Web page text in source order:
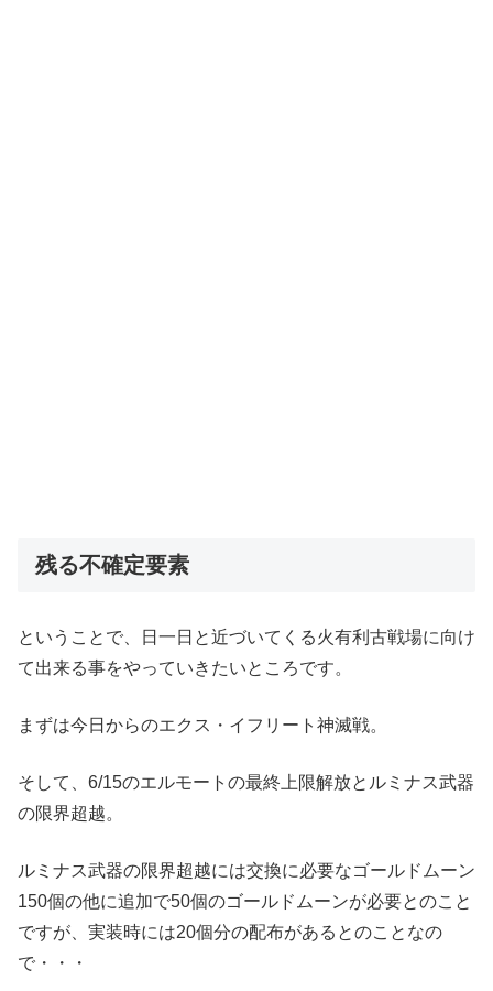
残る不確定要素
ということで、日一日と近づいてくる火有利古戦場に向け
て出来る事をやっていきたいところです。
まずは今日からのエクス・イフリート神滅戦。
そして、6/15のエルモートの最終上限解放とルミナス武器
の限界超越。
ルミナス武器の限界超越には交換に必要なゴールドムーン
150個の他に追加で50個のゴールドムーンが必要とのこと
ですが、実装時には20個分の配布があるとのことなの
で・・・